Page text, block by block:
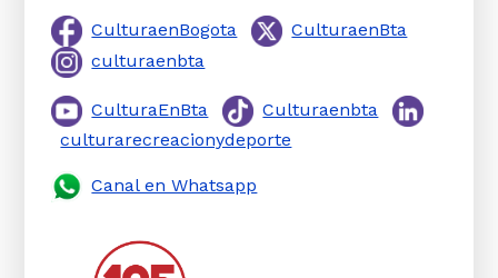
CulturaenBogota
CulturaenBta
culturaenbta
CulturaEnBta
Culturaenbta
culturarecreacionydeporte
Canal en Whatsapp